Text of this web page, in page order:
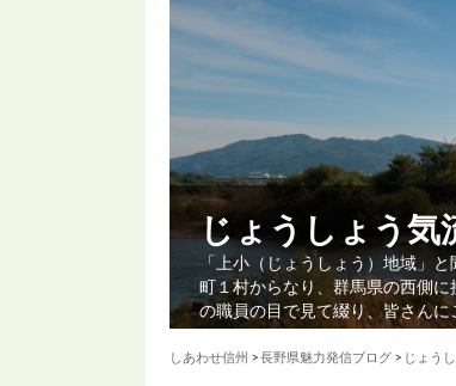
じょうしょう気
「上小（じょうしょう）地域」
町１村からなり、群馬県の西側
の職員の目で見て綴り、皆さん
しあわせ信州 >長野県魅力発信ブログ > じょう